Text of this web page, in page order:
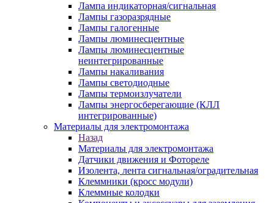
Лампа индикаторная/сигнальная
Лампы газоразрядные
Лампы галогенные
Лампы люминесцентные
Лампы люминесцентные
неинтегрированные
Лампы накаливания
Лампы светодиодные
Лампы термоизлучатели
Лампы энергосберегающие (КЛЛ
интегрированные)
Материалы для электромонтажа
Назад
Материалы для электромонтажа
Датчики движения и Фотореле
Изолента, лента сигнальная/оградительная
Клеммники (кросс модули)
Клеммные колодки